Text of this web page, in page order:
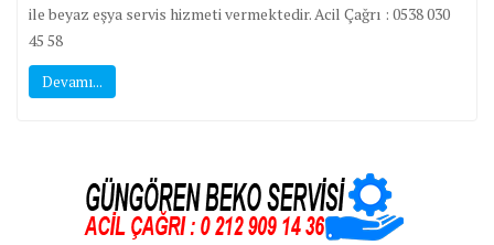
ile beyaz eşya servis hizmeti vermektedir. Acil Çağrı : 0538 030
45 58
Devamı...